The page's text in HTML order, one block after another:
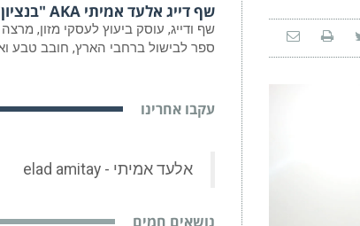
שף דייג אלעד אמיתי AKA "בנציון"
שף ודייג, עוסק ביעוץ לעסקי מזון,
ספר לבישול ברחבי הארץ, חובב טבע
עקבו אחרינו
נושאים חמים